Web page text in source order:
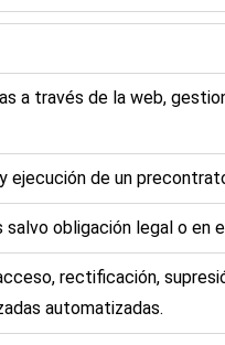
a través de la web,
ejecución de un
obligación legal o en
rectificación,
automatizadas.